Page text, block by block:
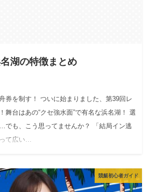
湖の特徴まとめ
券を制す！ ついに始まりました、第39回レ
舞台はあの“クセ強水面”で有名な浜名湖！ 選
でも、こう思ってませんか？ 「結局イン逃
て広い…
競艇初心者ガイド